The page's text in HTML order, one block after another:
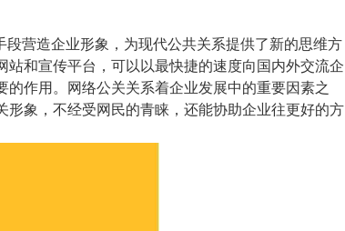
段营造企业形象，为现代公共关系提供了新的思维方
和宣传平台，可以以最快捷的速度向国内外交流企
作用。网络公关关系着企业发展中的重要因素之
象，不经受网民的青睐，还能协助企业往更好的方